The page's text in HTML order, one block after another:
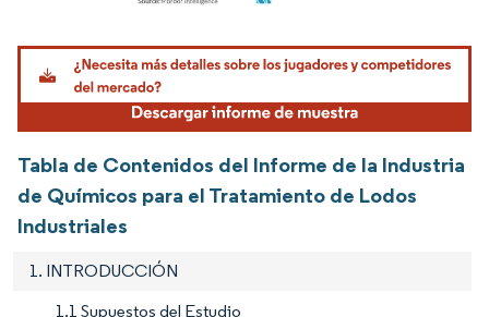
Imagen © Mordor Intelligence. El uso requiere atribución según CC BY 4.0.
Tabla de Contenidos del Informe de la Industria
de Químicos para el Tratamiento de Lodos
Industriales
1. INTRODUCCIÓN
1.1 Supuestos del Estudio